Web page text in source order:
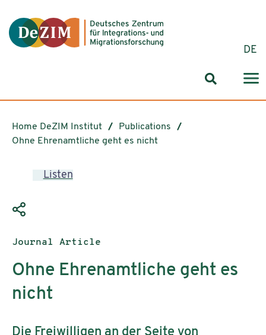
DE
Search
Home DeZIM Institut
Publications
Ohne Ehrenamtliche geht es nicht
Listen
Publication type:
Journal Article
Ohne Ehrenamtliche geht es
nicht
Subtitle: